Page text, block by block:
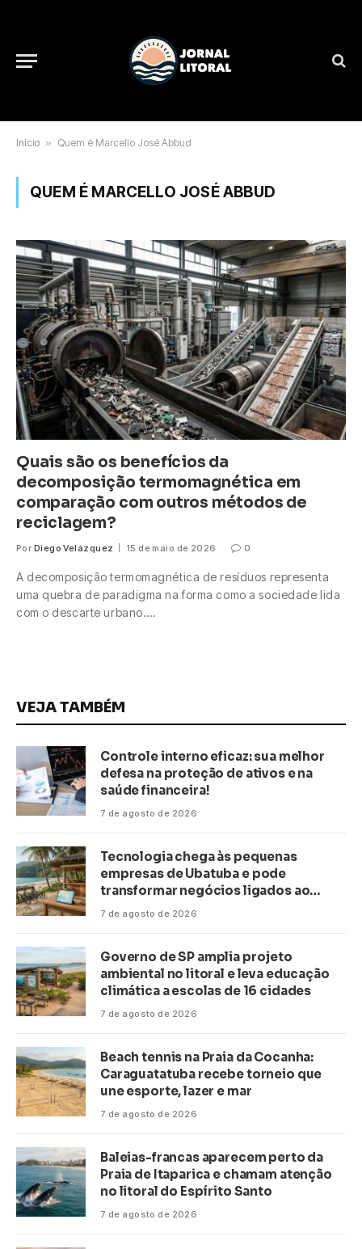
Início » Quem é Marcello José Abbud
QUEM É MARCELLO JOSÉ ABBUD
Quais são os benefícios da
decomposição termomagnética em
comparação com outros métodos de
reciclagem?
Por Diego Velázquez 15 de maio de 2026 0
A decomposição termomagnética de resíduos representa
uma quebra de paradigma na forma como a sociedade lida
com o descarte urbano.…
VEJA TAMBÉM
Controle interno eficaz: sua melhor
defesa na proteção de ativos e na
saúde financeira!
7 de agosto de 2026
Tecnologia chega às pequenas
empresas de Ubatuba e pode
transformar negócios ligados ao
turismo no litoral
7 de agosto de 2026
Governo de SP amplia projeto
ambiental no litoral e leva educação
climática a escolas de 16 cidades
7 de agosto de 2026
Beach tennis na Praia da Cocanha:
Caraguatatuba recebe torneio que
une esporte, lazer e mar
7 de agosto de 2026
Baleias-francas aparecem perto da
Praia de Itaparica e chamam atenção
no litoral do Espírito Santo
7 de agosto de 2026